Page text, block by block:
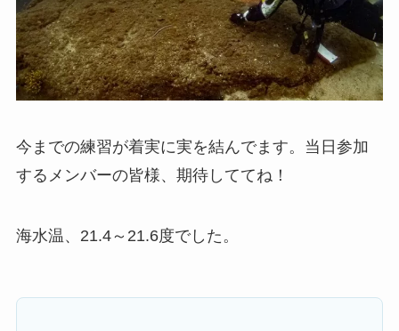
今までの練習が着実に実を結んでます。当日参加
するメンバーの皆様、期待しててね！
海水温、21.4～21.6度でした。